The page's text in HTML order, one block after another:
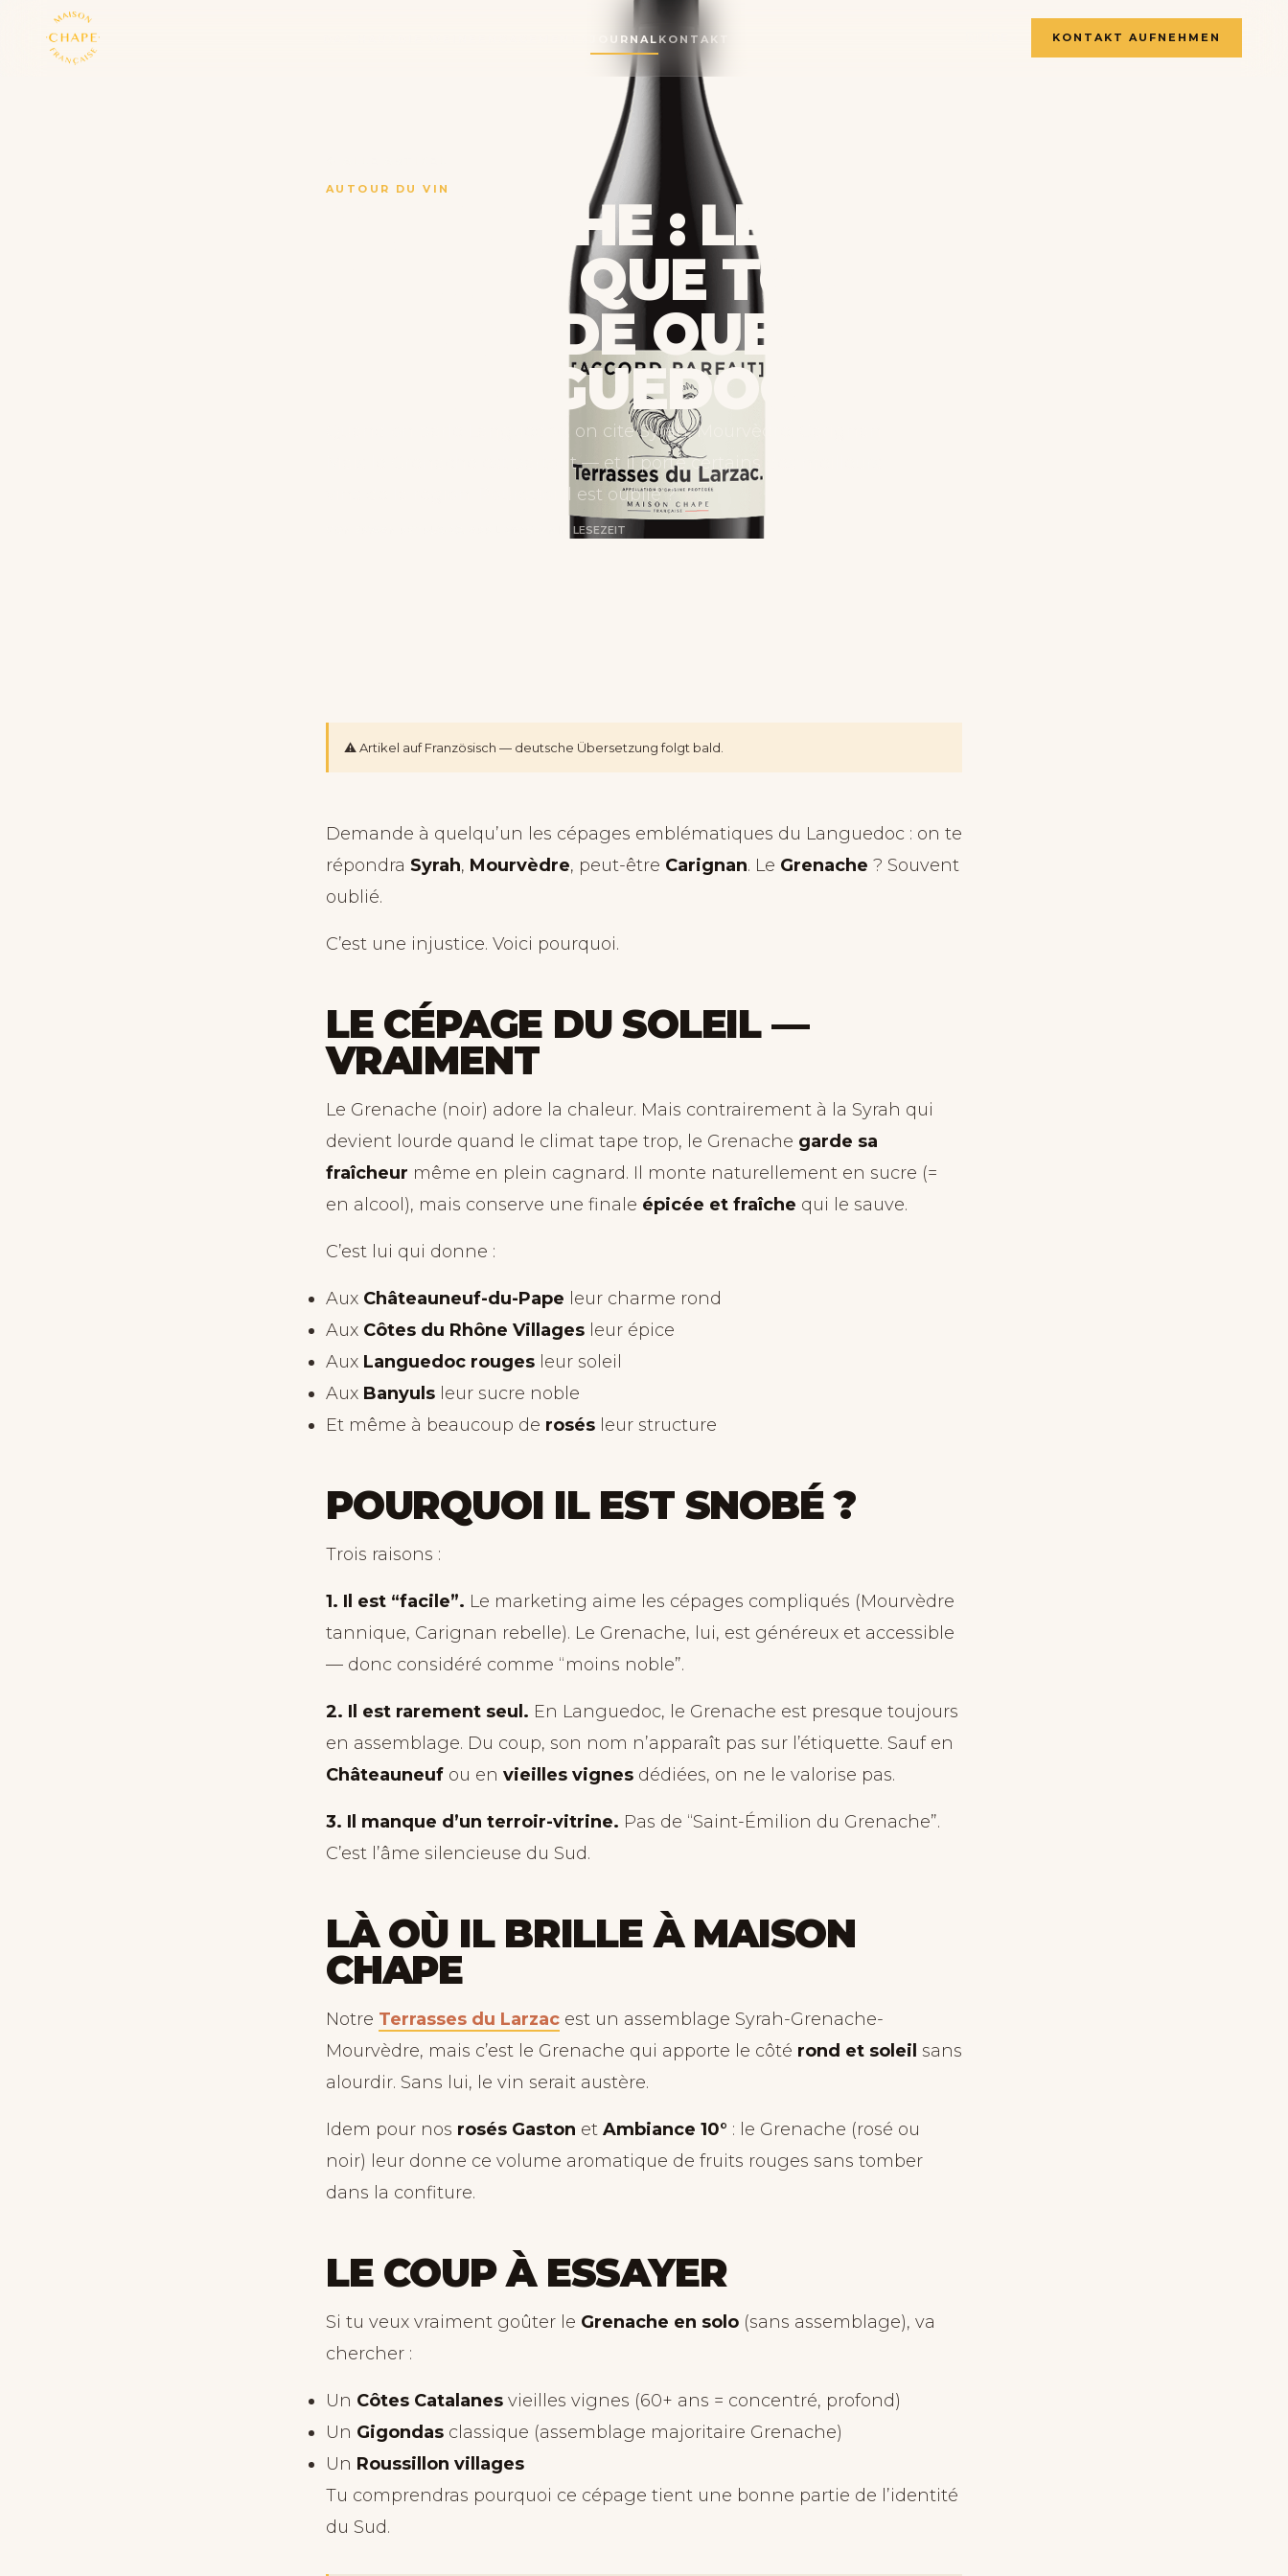
JOURNAL KONTAKT KONTAKT AUFNEHMEN
AUTOUR DU VIN
GRENACHE : LE
CÉPAGE QUE TOUT
LE MONDE OUBLIE
EN LANGUEDOC
Quand on parle Languedoc, on cite Syrah, Mourvèdre, Carignan.
Mais le Grenache est partout — et il porte certains des meilleurs
vins de la région. Pourquoi il est oublié ?
2 MIN. LESEZEIT
⚠️ Artikel auf Französisch — deutsche Übersetzung folgt bald.
Demande à quelqu’un les cépages emblématiques du Languedoc : on te
répondra Syrah, Mourvèdre, peut-être Carignan. Le Grenache ? Souvent
oublié.
C’est une injustice. Voici pourquoi.
LE CÉPAGE DU SOLEIL —
VRAIMENT
Le Grenache (noir) adore la chaleur. Mais contrairement à la Syrah qui
devient lourde quand le climat tape trop, le Grenache garde sa
fraîcheur même en plein cagnard. Il monte naturellement en sucre (=
en alcool), mais conserve une finale épicée et fraîche qui le sauve.
C’est lui qui donne :
Aux Châteauneuf-du-Pape leur charme rond
Aux Côtes du Rhône Villages leur épice
Aux Languedoc rouges leur soleil
Aux Banyuls leur sucre noble
Et même à beaucoup de rosés leur structure
POURQUOI IL EST SNOBÉ ?
Trois raisons :
1. Il est “facile”. Le marketing aime les cépages compliqués (Mourvèdre
tannique, Carignan rebelle). Le Grenache, lui, est généreux et accessible
— donc considéré comme “moins noble”.
2. Il est rarement seul. En Languedoc, le Grenache est presque toujours
en assemblage. Du coup, son nom n’apparaît pas sur l’étiquette. Sauf en
Châteauneuf ou en vieilles vignes dédiées, on ne le valorise pas.
3. Il manque d’un terroir-vitrine. Pas de “Saint-Émilion du Grenache”.
C’est l’âme silencieuse du Sud.
LÀ OÙ IL BRILLE À MAISON
CHAPE
Notre Terrasses du Larzac est un assemblage Syrah-Grenache-
Mourvèdre, mais c’est le Grenache qui apporte le côté rond et soleil sans
alourdir. Sans lui, le vin serait austère.
Idem pour nos rosés Gaston et Ambiance 10° : le Grenache (rosé ou
noir) leur donne ce volume aromatique de fruits rouges sans tomber
dans la confiture.
LE COUP À ESSAYER
Si tu veux vraiment goûter le Grenache en solo (sans assemblage), va
chercher :
Un Côtes Catalanes vieilles vignes (60+ ans = concentré, profond)
Un Gigondas classique (assemblage majoritaire Grenache)
Un Roussillon villages
Tu comprendras pourquoi ce cépage tient une bonne partie de l’identité
du Sud.